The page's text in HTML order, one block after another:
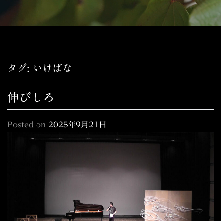
タグ: いけばな
伸びしろ
Posted on 2025年9月21日